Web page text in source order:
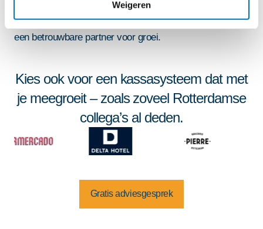
Weigeren
slimmer te werken. Persoonlijk contact, technische
knowhow en branchegerichte oplossingen maken ons
een betrouwbare partner voor groei.
Kies ook voor een kassasysteem dat met
je meegroeit – zoals zoveel Rotterdamse
collega’s al deden.
Gratis adviesgesprek